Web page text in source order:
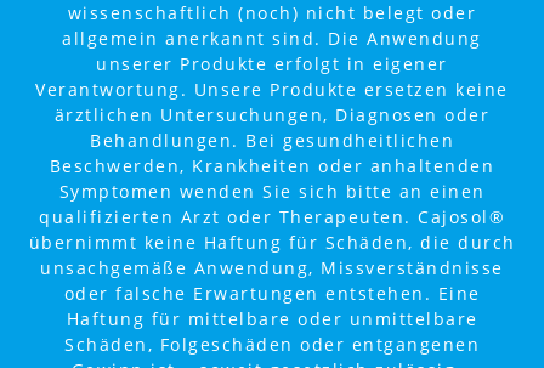
wissenschaftlich (noch) nicht belegt oder
allgemein anerkannt sind. Die Anwendung
unserer Produkte erfolgt in eigener
Verantwortung. Unsere Produkte ersetzen keine
ärztlichen Untersuchungen, Diagnosen oder
Behandlungen. Bei gesundheitlichen
Beschwerden, Krankheiten oder anhaltenden
Symptomen wenden Sie sich bitte an einen
qualifizierten Arzt oder Therapeuten. Cajosol®
übernimmt keine Haftung für Schäden, die durch
unsachgemäße Anwendung, Missverständnisse
oder falsche Erwartungen entstehen. Eine
Haftung für mittelbare oder unmittelbare
Schäden, Folgeschäden oder entgangenen